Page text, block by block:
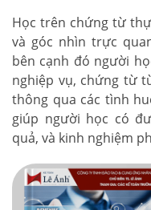
Học trên chứng từ
và góc nhìn trực
bên cạnh đó người
nghiệp vụ, chứng từ
thông qua các tình
giúp người học có
quả, và kinh nghiệm